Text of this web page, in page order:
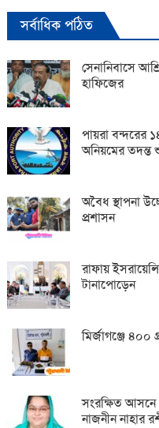
সর্বাধিক পঠিত
সেনানিবাসে
হাফিজের
পায়রা বন্দরের
অনিয়মের তদন্ত
অবৈধ স্থাপনা
প্রশাসন
রাফায়
টানাপোড়েন
মির্জাগঞ্জে
সংরক্ষিত আসনে
নাজনীন নাহার